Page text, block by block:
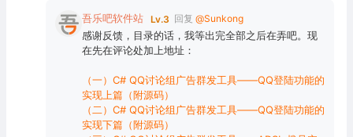
吾乐吧软件站 Lv.3 回复 @Sunkong
感谢反馈，目录的话，我等出完全部之后在弄吧。现
在先在评论处加上地址：
（一）C# QQ讨论组广告群发工具——QQ登陆功能的
实现上篇（附源码）
（二）C# QQ讨论组广告群发工具——QQ登陆功能的
实现下篇（附源码）